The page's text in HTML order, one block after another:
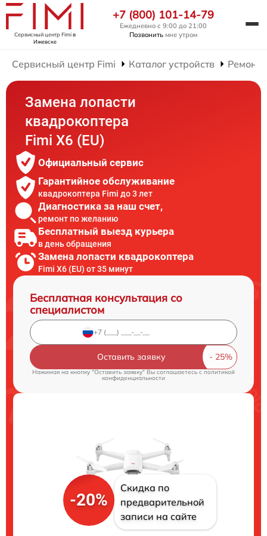
Сервисный центр Fimiв
Ижевске
+7 (800) 101-14-79
Ежедневно с 9:00 до 21:00
Позвонить мне утром
Сервисный центр Fimi Каталог устройств Ремонт
Замена лопасти
квадрокоптера
Fimi X6 (EU)
Официальный сервис
Гарантийное обслуживание
квадрокоптера Fimi до 3 лет
Диагностика за наш счет,
ремонт по желанию
Бесплатный выезд курьера
в день обращения
Замена лопасти квадрокоптера
Fimi X6 (EU) от 35 минут
Бесплатная консультация со
специалистом
Оставить заявку
Нажимая на кнопку "Оставить заявку" Вы соглашаетесь cполитикой
конфиденциальности
-20%
Скидка по
предварительной
записи на сайте